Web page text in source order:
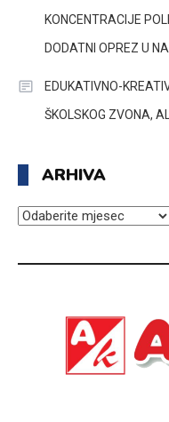
KONCENTRACIJE
DODATNI OPREZ U
EDUKATIVNO-
ŠKOLSKOG ZVONA,
ARHIVA
ARHIVA